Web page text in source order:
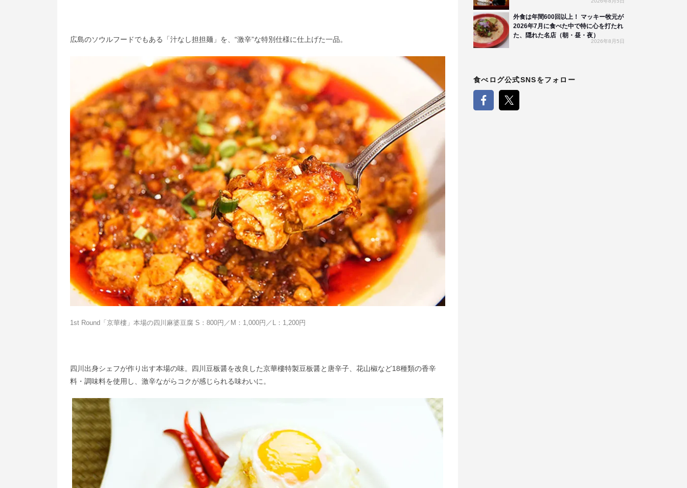
広島のソウルフードでもある「汁なし担担麺」を、“激辛”な特別仕様に仕上げた一品。
1st Round「京華樓」本場の四川麻婆豆腐 S：800円／M：1,000円／L：1,200円
四川出身シェフが作り出す本場の味。四川豆板醤を改良した京華樓特製豆板醤と唐辛子、花山椒など18種類の香辛
料・調味料を使用し、激辛ながらコクが感じられる味わいに。
外食は年間600回以上！ マッキー牧元が
2026年7月に食べた中で特に心を打たれ
た、隠れた名店（朝・昼・夜）
2026年8月5日
食べログ公式SNSをフォロー